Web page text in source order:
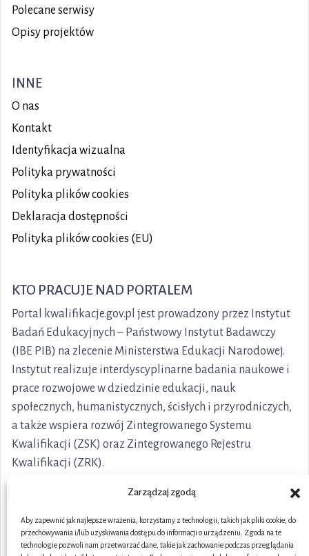
Zarządzaj zgodą
Aby zapewnić jak najlepsze wrażenia, korzystamy z technologii, takich jak pliki cookie, do
przechowywania i/lub uzyskiwania dostępu do informacji o urządzeniu. Zgoda na te
technologie pozwoli nam przetwarzać dane, takie jak zachowanie podczas przeglądania
Polecane serwisy
Opisy projektów
INNE
O nas
Kontakt
Identyfikacja wizualna
Polityka prywatności
Polityka plikówcookies
Deklaracja dostępności
Polityka plików cookies (EU)
KTO PRACUJE NAD PORTALEM
Portal kwalifikacje.gov.pl jest prowadzony przez Instytut
Badań Edukacyjnych – Państwowy Instytut Badawczy
(IBE PIB) na zlecenie Ministerstwa Edukacji Narodowej.
Instytut realizuje interdyscyplinarne badania naukowe i
prace rozwojowe w dziedzinie edukacji, nauk
społecznych, humanistycznych, ścisłych i przyrodniczych,
a także wspiera rozwój Zintegrowanego Systemu
Kwalifikacji (ZSK) oraz Zintegrowanego Rejestru
Kwalifikacji (ZRK).